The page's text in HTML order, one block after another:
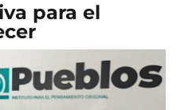
para el